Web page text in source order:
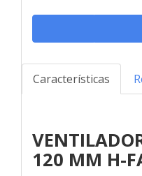
Características
120 MM H-